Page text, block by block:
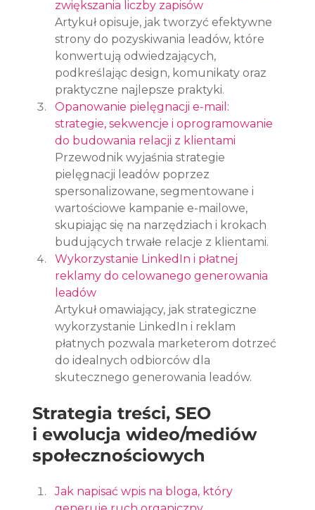
zwiększania liczby zapisów
Artykuł opisuje, jak tworzyć efektywne
strony do pozyskiwania leadów, które
konwertują odwiedzających,
podkreślając design, komunikaty oraz
praktyczne najlepsze praktyki.
Opanowanie pielęgnacji e-mail:
strategie, sekwencje i oprogramowanie
do budowania relacji z klientami
Przewodnik wyjaśnia strategie
pielęgnacji leadów poprzez
spersonalizowane, segmentowane i
wartościowe kampanie e-mailowe,
skupiając się na narzędziach i krokach
budujących trwałe relacje z klientami.
Wykorzystanie LinkedIn i płatnej
reklamy do celowanego generowania
leadów
Artykuł omawiający, jak strategiczne
wykorzystanie LinkedIn i reklam
płatnych pozwala marketerom dotrzeć
do idealnych odbiorców dla
skutecznego generowania leadów.
Strategia treści, SEO
i ewolucja wideo/mediów
społecznościowych
Jak napisać wpis na bloga, który